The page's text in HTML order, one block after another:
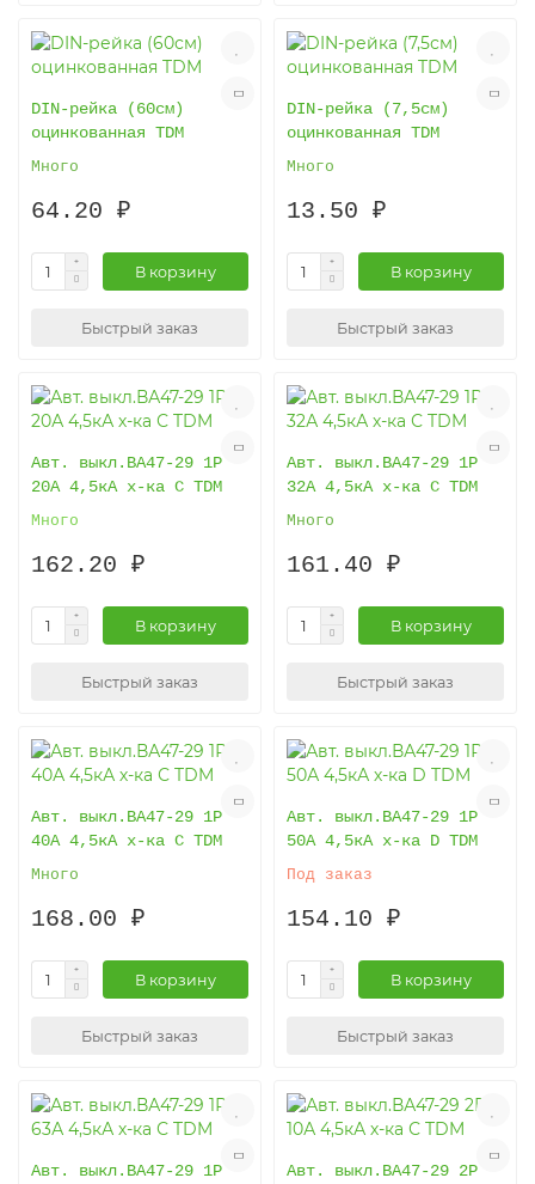
DIN-рейка (60см)
оцинкованная TDM
Много
64.20 ₽
В корзину
Быстрый заказ
DIN-рейка (7,5см)
оцинкованная TDM
Много
13.50 ₽
В корзину
Быстрый заказ
Авт. выкл.ВА47-29 1Р
20А 4,5кА х-ка С TDM
Много
162.20 ₽
В корзину
Быстрый заказ
Авт. выкл.ВА47-29 1Р
32А 4,5кА х-ка С TDM
Много
161.40 ₽
В корзину
Быстрый заказ
Авт. выкл.ВА47-29 1Р
40А 4,5кА х-ка С TDM
Много
168.00 ₽
В корзину
Быстрый заказ
Авт. выкл.ВА47-29 1Р
50А 4,5кА х-ка D TDM
Под заказ
154.10 ₽
В корзину
Быстрый заказ
Авт. выкл.ВА47-29 1Р
Авт. выкл.ВА47-29 2Р